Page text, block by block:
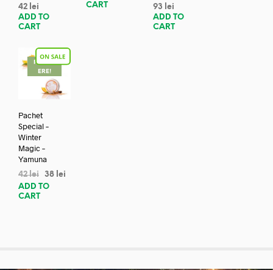
42 lei
ADD TO
CART
CART
93
lei
ADD TO
CART
REDUC
ERE!
Pachet
Special –
Winter
Magic –
Yamuna
42lei 38 lei
ADD TO
CART